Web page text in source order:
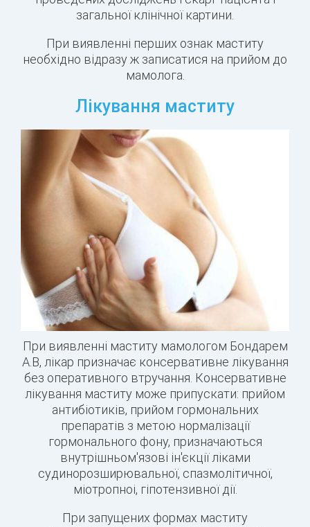
загальної клінічної картини.
При виявленні перших ознак маститу
необхідно відразу ж записатися на прийом до
мамолога.
Лікування маститу
При виявленні маститу мамологом Бондарем
А.В, лікар призначає консервативне лікування
без оперативного втручання. Консервативне
лікування маститу може припускати: прийом
антибіотиків, прийом гормональних
препаратів з метою нормалізації
гормонального фону, призначаються
внутрішньом'язові ін'єкції ліками
судинорозширювальної, спазмолітичної,
міотропноі, гіпотензивної дії.
При запущених формах маститу